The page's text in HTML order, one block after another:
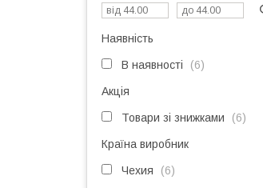
Наявність
В наявності 6
Акція
Товари зі знижками 6
Країна виробник
Чехия 6